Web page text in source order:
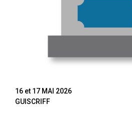
16 et 17 MAI 2026
GUISCRIFF